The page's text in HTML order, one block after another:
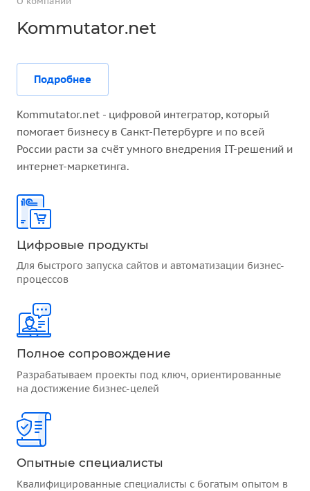
Kommutator.net
Подробнее
Kommutator.net - цифровой интегратор, который
помогает бизнесу в Санкт-Петербурге и по всей
России расти за счёт умного внедрения IT-решений и
интернет-маркетинга.
Цифровые продукты
Для быстрого запуска сайтов и автоматизации бизнес-
процессов
Полное сопровождение
Разрабатываем проекты под ключ, ориентированные
на достижение бизнес-целей
Опытные специалисты
Квалифицированные специалисты с богатым опытом в